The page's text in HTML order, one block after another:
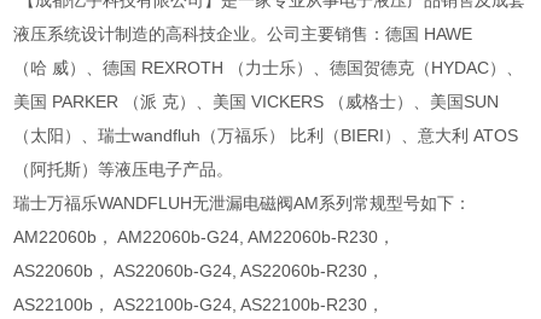
液压系统设计制造的高科技企业。公司主要销售：德国 HAWE
（哈 威）、德国 REXROTH （力士乐）、德国贺德克（HYDAC）、
美国 PARKER （派 克）、美国 VICKERS （威格士）、美国SUN
（太阳）、瑞士wandfluh（万福乐） 比利（BIERI）、意大利 ATOS
（阿托斯）等液压电子产品。
瑞士万福乐WANDFLUH无泄漏电磁阀AM系列常规型号如下：
AM22060b， AM22060b-G24, AM22060b-R230，
AS22060b， AS22060b-G24, AS22060b-R230，
AS22100b， AS22100b-G24, AS22100b-R230，